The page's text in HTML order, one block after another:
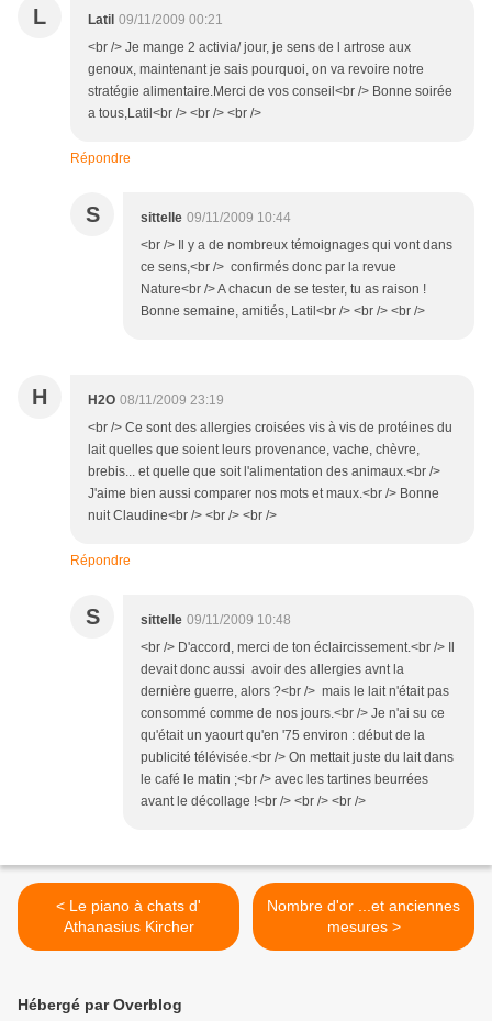
L Latil 09/11/2009 00:21
<br /> Je mange 2 activia/ jour, je sens de l artrose aux
genoux, maintenant je sais pourquoi, on va revoire notre
stratégie alimentaire.Merci de vos conseil<br /> Bonne soirée
a tous,Latil<br /> <br /> <br />
Répondre
S sittelle 09/11/2009 10:44
<br /> Il y a de nombreux témoignages qui vont dans
ce sens,<br /> confirmés donc par la revue
Nature<br /> A chacun de se tester, tu as raison !
Bonne semaine, amitiés, Latil<br /> <br /> <br />
H H2O 08/11/2009 23:19
<br /> Ce sont des allergies croisées vis à vis de protéines du
lait quelles que soient leurs provenance, vache, chèvre,
brebis... et quelle que soit l'alimentation des animaux.<br />
J'aime bien aussi comparer nos mots et maux.<br /> Bonne
nuit Claudine<br /> <br /> <br />
Répondre
S sittelle 09/11/2009 10:48
<br /> D'accord, merci de ton éclaircissement.<br /> Il
devait donc aussi avoir des allergies avnt la
dernière guerre, alors ?<br /> mais le lait n'était pas
consommé comme de nos jours.<br /> Je n'ai su ce
qu'était un yaourt qu'en '75 environ : début de la
publicité télévisée.<br /> On mettait juste du lait dans
le café le matin ;<br /> avec les tartines beurrées
avant le décollage !<br /> <br /> <br />
< Le piano à chats d'
Athanasius Kircher
Nombre d'or ...et anciennes
mesures >
Hébergé par Overblog